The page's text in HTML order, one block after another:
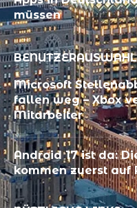
müssen
BENUTZERAUSWAHL
Microsoft
fallen weg – Xbox
Mitarbeiter
Android 17 ist da:
kommen zuerst auf